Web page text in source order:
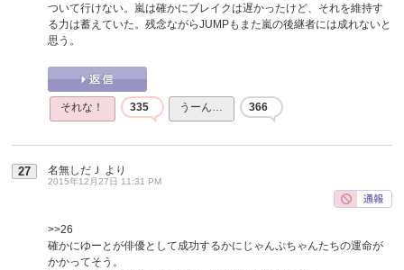
ついて行けない。嵐は確かにブレイクは遅かったけど、それを維持す
る力は蓄えていた。残念ながらJUMPもまた嵐の後継者には成れないと
思う。
それな！ 335 うーん… 366
27 名無しだＪ より
2015年12月27日 11:31 PM
>>26
確かにゆーとが俳優として成功するかにじゃんぷちゃんたちの運命が
かかってそう。